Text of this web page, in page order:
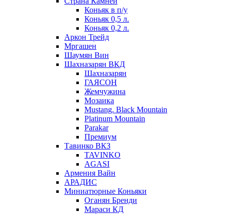
Коньяк в п/у
Коньяк 0,5 л.
Коньяк 0,2 л.
Аркон Трейд
Мргашен
Шаумян Вин
Шахназарян ВКД
Шахназарян
ГАЯСОН
Жемчужина
Мозаика
Mustang. Black Mountain
Platinum Mountain
Parakar
Премиум
Тавинко ВКЗ
TAVINKO
AGASI
Армения Вайн
АРАДИС
Миниатюрные Коньяки
Оганян Бренди
Мараси КД